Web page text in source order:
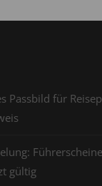
Passbild für
gültig